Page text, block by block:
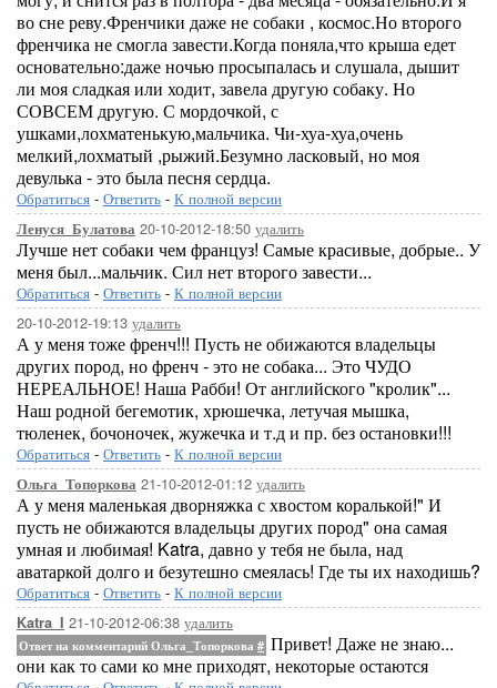
во сне реву.Френчики даже не собаки , космос.Но второго
френчика не смогла завести.Когда поняла,что крыша едет
основательно:даже ночью просыпалась и слушала, дышит
ли моя сладкая или ходит, завела другую собаку. Но
СОВСЕМ другую. С мордочкой, с
ушками,лохматенькую,мальчика. Чи-хуа-хуа,очень
мелкий,лохматый ,рыжий.Безумно ласковый, но моя
девулька - это была песня сердца.
Обратиться - Ответить - К полной версии
Ленуся_Булатова 20-10-2012-18:50 удалить
Лучше нет собаки чем француз! Самые красивые, добрые.. У
меня был...мальчик. Сил нет второго завести...
Обратиться - Ответить - К полной версии
20-10-2012-19:13 удалить
А у меня тоже френч!!! Пусть не обижаются владельцы
других пород, но френч - это не собака... Это ЧУДО
НЕРЕАЛЬНОЕ! Наша Рабби! От английского "кролик"...
Наш родной бегемотик, хрюшечка, летучая мышка,
тюленек, бочоночек, жужечка и т.д и пр. без остановки!!!
Обратиться - Ответить - К полной версии
Ольга_Топоркова 21-10-2012-01:12 удалить
А у меня маленькая дворняжка с хвостом коралькой!" И
пусть не обижаются владельцы других пород" она самая
умная и любимая! Katra, давно у тебя не была, над
аватаркой долго и безутешно смеялась! Где ты их находишь?
Обратиться - Ответить - К полной версии
Katra_I 21-10-2012-06:38 удалить
Ответ на комментарий Ольга_Топоркова # Привет! Даже не знаю...
они как то сами ко мне приходят, некоторые остаются